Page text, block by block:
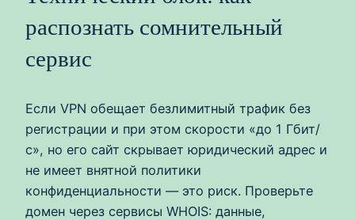
распознать сомнительный
сервис
Если VPN обещает безлимитный трафик без
регистрации и при этом скорости «до 1 Гбит/
с», но его сайт скрывает юридический адрес и
не имеет внятной политики
конфиденциальности — это риск. Проверьте
домен через сервисы WHOIS: данные,